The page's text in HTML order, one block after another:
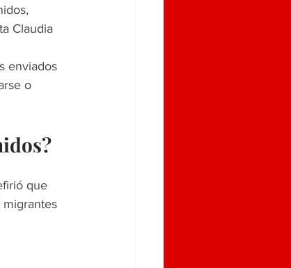
Claudia
enviados
o
que